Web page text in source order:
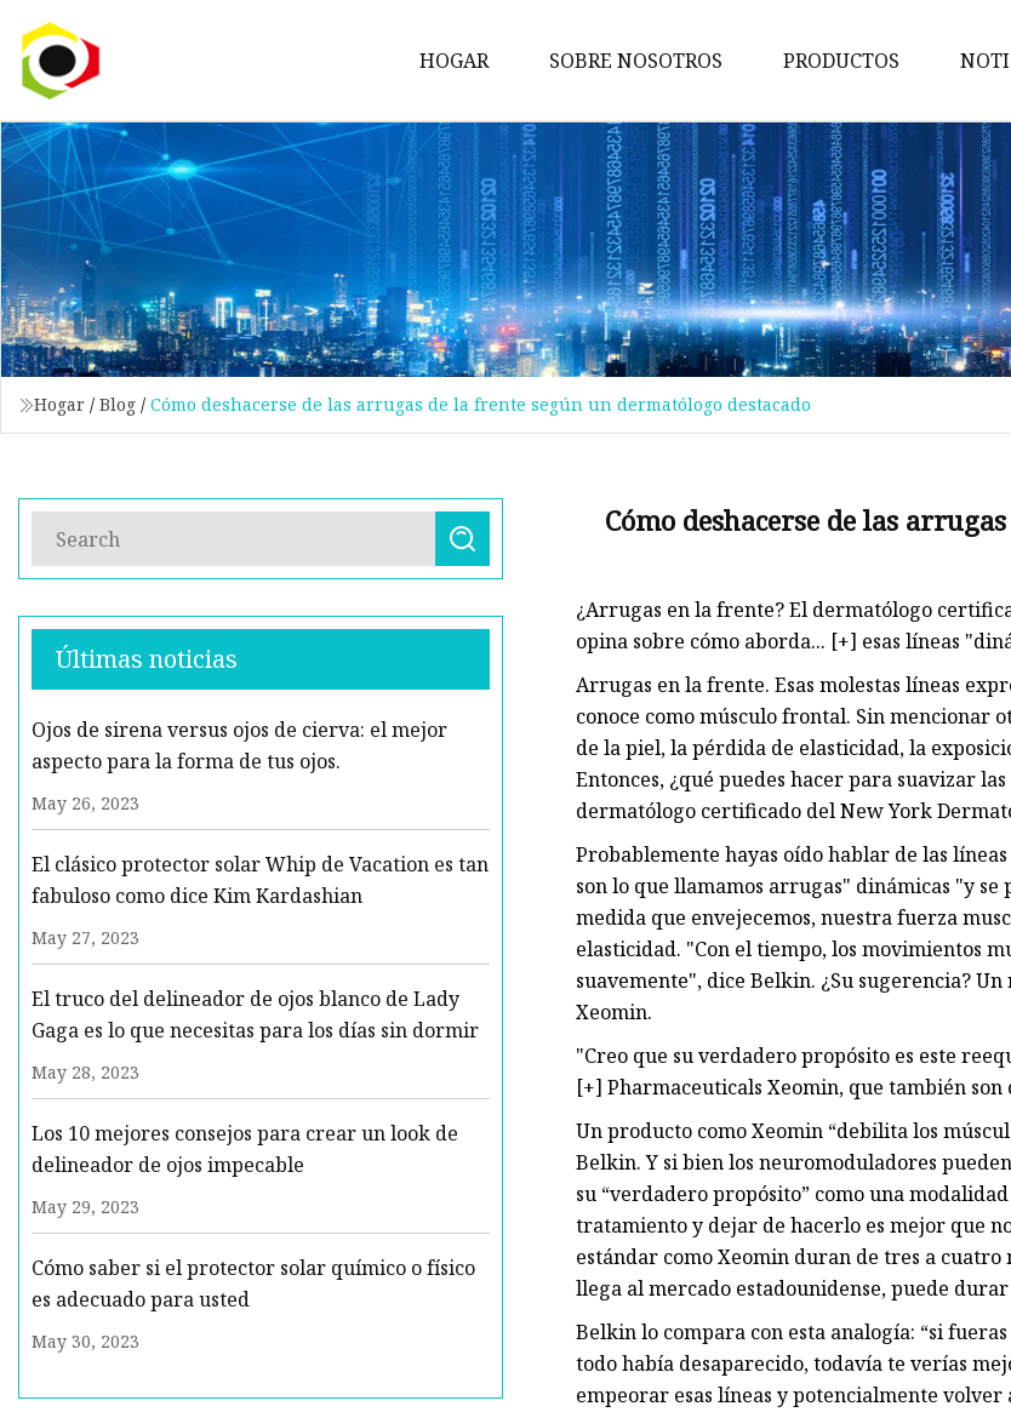
HOGAR SOBRE NOSOTROS PRODUCTOS
hacer cual
Maquillaje de ojo
maquillaje de labios
maquillaje de cara
Maquillaje De Cejas
Delineador de ojos
protector solar
Aerosol de niebla
Lápiz para cejas
Hogar / Blog / Cómo deshacerse de las arrugas de la frente según un dermatólogo destacado
Últimas noticias
Ojos de sirena versus ojos de cierva: el mejor
aspecto para la forma de tus ojos.
May 26, 2023
El clásico protector solar Whip de Vacation es tan
fabuloso como dice Kim Kardashian
May 27, 2023
El truco del delineador de ojos blanco de Lady
Gaga es lo que necesitas para los días sin dormir
May 28, 2023
Los 10 mejores consejos para crear un look de
delineador de ojos impecable
May 29, 2023
Cómo saber si el protector solar químico o físico
es adecuado para usted
May 30, 2023
Cómo deshacerse de las
¿Arrugas en la frente? El dermatólogo
opina sobre cómo aborda... [+] esas líneas
Arrugas en la frente. Esas molestas líneas
conoce como músculo frontal. Sin mencionar
de la piel, la pérdida de elasticidad, la
Entonces, ¿qué puedes hacer para suavizar
dermatólogo certificado del New York
Probablemente hayas oído hablar de las
son lo que llamamos arrugas" dinámicas "y
medida que envejecemos, nuestra fuerza
elasticidad. "Con el tiempo, los movimientos
suavemente", dice Belkin. ¿Su sugerencia?
Xeomin.
"Creo que su verdadero propósito es este
[+] Pharmaceuticals Xeomin, que también
Un producto como Xeomin “debilita los
Belkin. Y si bien los neuromoduladores
su “verdadero propósito” como una
tratamiento y dejar de hacerlo es mejor que
estándar como Xeomin duran de tres a
llega al mercado estadounidense, puede durar
Belkin lo compara con esta analogía: “si
todo había desaparecido, todavía te verías
empeorar esas líneas y potencialmente volver